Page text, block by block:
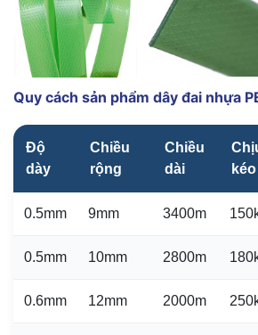
Quy cách sản phẩm dây đai nhựa
Độ
dày
Chiều
rộng
Chiều
dài
kéo
0.5mm 9mm 3400m
0.5mm 10mm 2800m
0.6mm 12mm 2000m